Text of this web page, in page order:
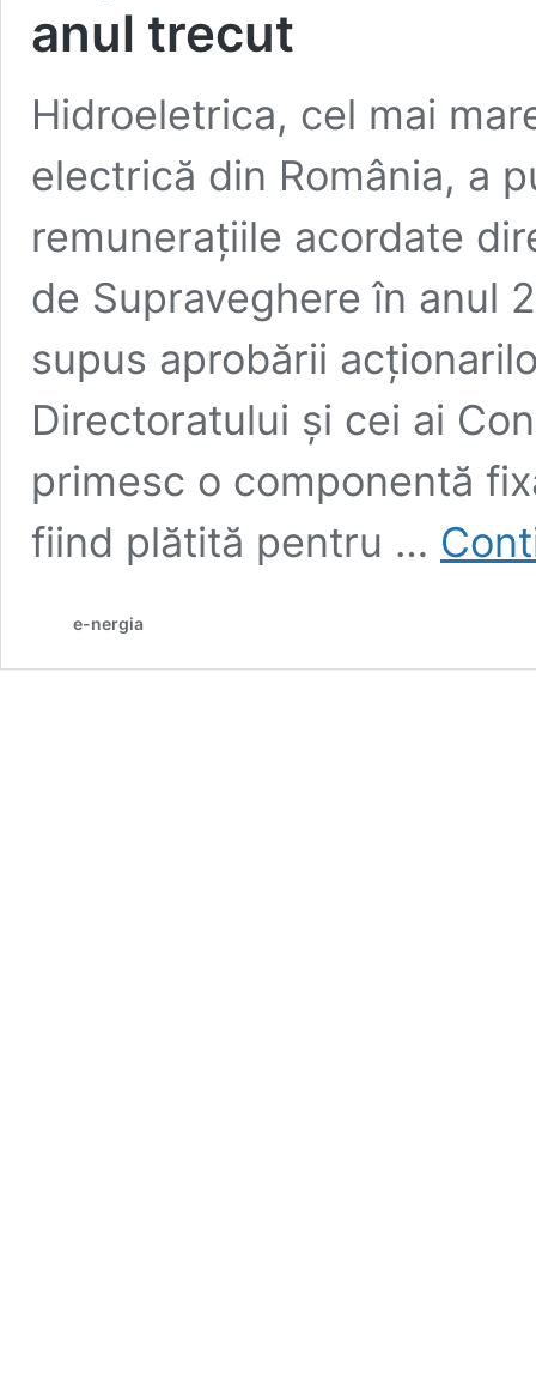
anul trecut
Hidroeletrica, cel mai
electrică din România, a
remunerațiile acordate
de Supraveghere în anul
supus aprobării
Directoratului și cei ai
primesc o componentă
fiind plătită pentru …
e-nergia